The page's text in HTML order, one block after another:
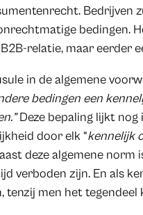
Bedrijven
bedingen.
relatie, maar eerder
in de algemene
bedingen een
Deze bepaling lijkt nog
door elk “kennelijk
deze algemene
verboden zijn. En als
men het tegendeel